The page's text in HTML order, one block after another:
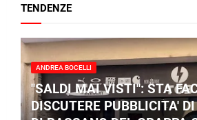
TENDENZE
ANDREA BOCELLI
"SALDI MAI VISTI": STA
DISCUTERE PUBBLICITA'